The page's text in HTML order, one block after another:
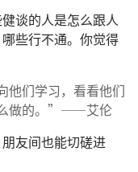
谈的人是怎么跟人
些行不通。你觉得
他们学习，看看他们
么做的。”——艾伦
友间也能切磋进